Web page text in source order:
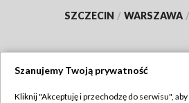
SZCZECIN / WARSZAWA /
Szanujemy Twoją prywatność
Kliknij "Akceptuję i przechodzę do serwisu",